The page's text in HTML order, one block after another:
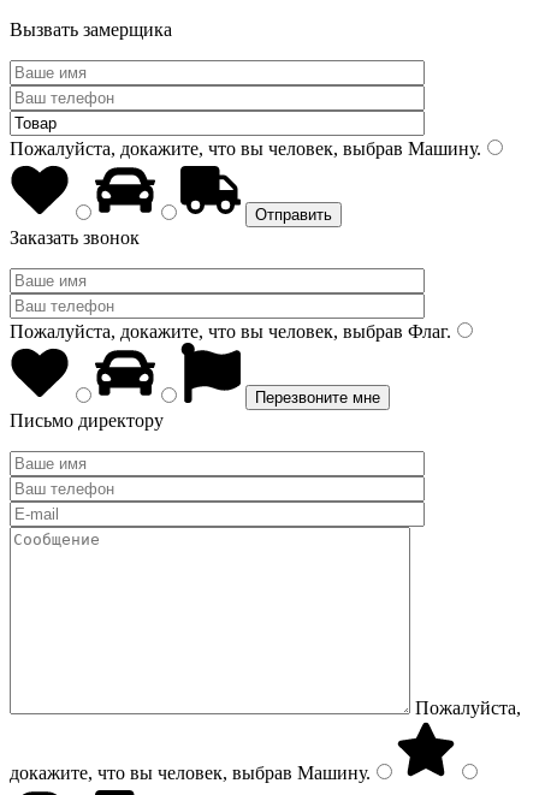
Вызвать замерщика
Пожалуйста, докажите, что вы человек, выбрав Машину.
Заказать звонок
Пожалуйста, докажите, что вы человек, выбрав Флаг.
Письмо директору
Пожалуйста,
докажите, что вы человек, выбрав Машину.